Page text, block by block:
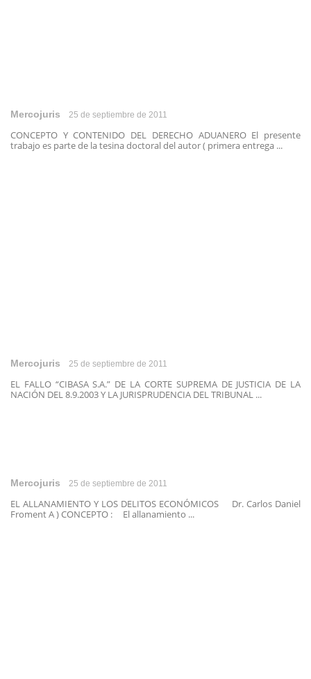
Mercojuris 25 de septiembre de 2011
CONCEPTO Y CONTENIDO DEL DERECHO ADUANERO El presente
trabajo es parte de la tesina doctoral del autor ( primera entrega ...
Mercojuris 25 de septiembre de 2011
EL FALLO “CIBASA S.A.” DE LA CORTE SUPREMA DE JUSTICIA DE LA
NACIÓN DEL 8.9.2003 Y LA JURISPRUDENCIA DEL TRIBUNAL ...
Mercojuris 25 de septiembre de 2011
EL ALLANAMIENTO Y LOS DELITOS ECONÓMICOS Dr. Carlos Daniel
Froment A ) CONCEPTO : El allanamiento ...